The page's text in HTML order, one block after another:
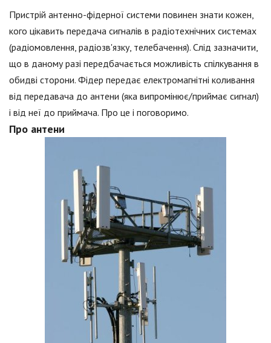
Пристрій антенно-фідерної системи повинен знати кожен,
кого цікавить передача сигналів в радіотехнічних системах
(радіомовлення, радіозв'язку, телебачення). Слід зазначити,
що в даному разі передбачається можливість спілкування в
обидві сторони. Фідер передає електромагнітні коливання
від передавача до антени (яка випромінює/приймає сигнал)
і від неї до приймача. Про це і поговоримо.
Про антени